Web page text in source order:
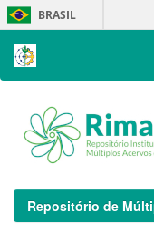
Skip
navigation
BRASIL
Repositório de